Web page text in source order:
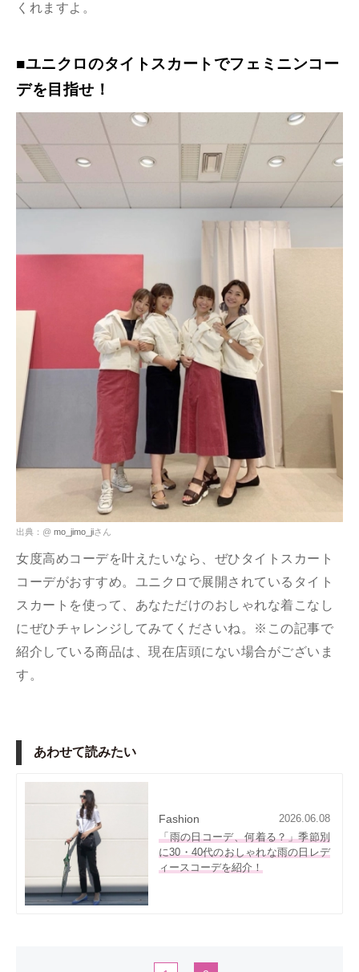
くれますよ。
■ユニクロのタイトスカートでフェミニンコー
デを目指せ！
出典：@ mo_jimo_jiさん
女度高めコーデを叶えたいなら、ぜひタイトスカート
コーデがおすすめ。ユニクロで展開されているタイト
スカートを使って、あなただけのおしゃれな着こなし
にぜひチャレンジしてみてくださいね。※この記事で
紹介している商品は、現在店頭にない場合がございま
す。
あわせて読みたい
Fashion
2026.06.08
「雨の日コーデ、何着る？」季節別
に30・40代のおしゃれな雨の日レデ
ィースコーデを紹介！